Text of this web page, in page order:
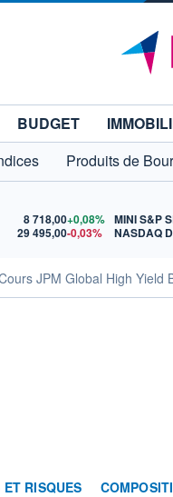
BUDGET
Produits de
8 718,00+0,08%
29 495,00-0,03%
MINI S&P
NASDAQ
JPM Global High Yield
RISQUES